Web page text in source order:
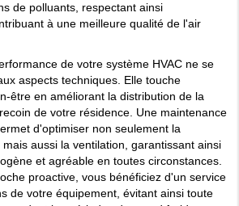
de polluants, respectant ainsi
à une meilleure qualité de l'air
de votre système HVAC ne se
aspects techniques. Elle touche
être en améliorant la distribution de la
de votre résidence. Une maintenance
d'optimiser non seulement la
aussi la ventilation, garantissant ainsi
et agréable en toutes circonstances.
proactive, vous bénéficiez d'un service
de votre équipement, évitant ainsi toute